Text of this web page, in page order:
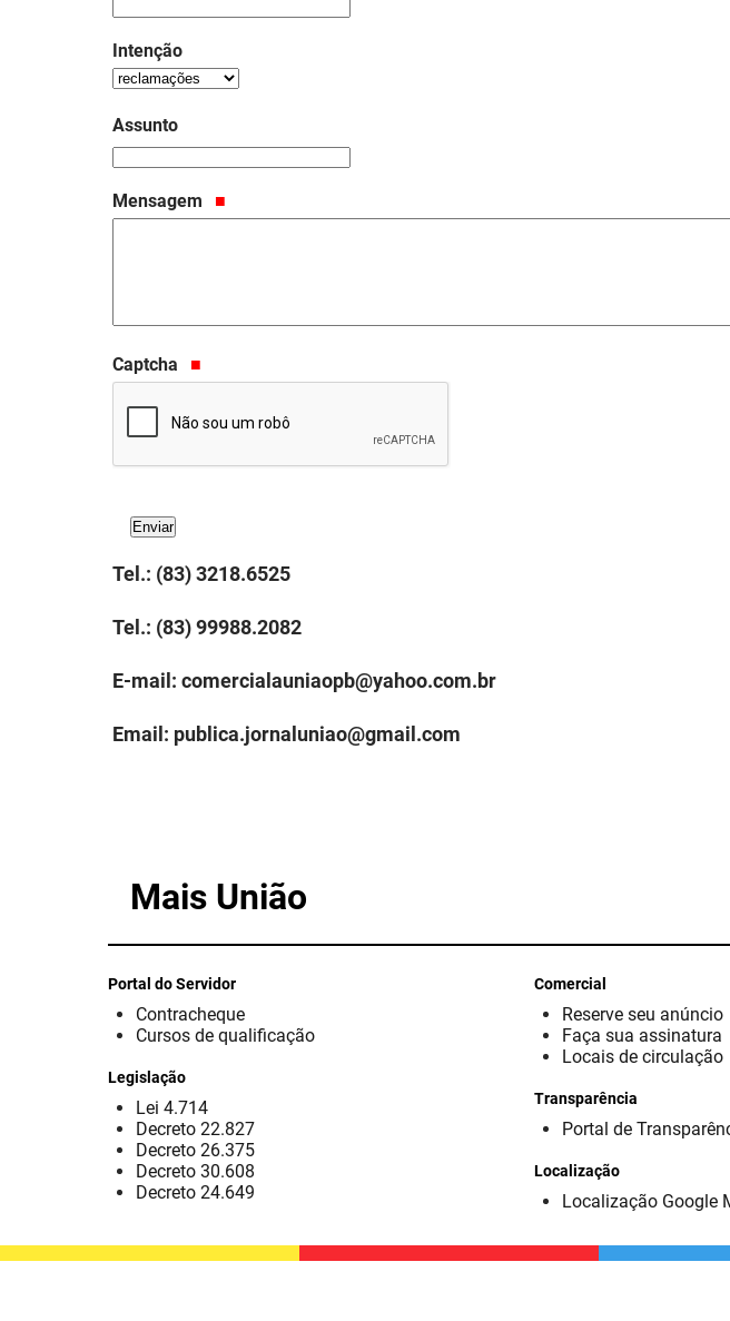
Intenção
Assunto
Mensagem
Captcha
Tel.: (83) 3218.6525
Tel.: (83) 99988.2082
E-mail: comercialauniaopb@yahoo.com.br
Email: publica.jornaluniao@gmail.com
Mais União
Portal do Servidor
Contracheque
Cursos de qualificação
Legislação
Lei 4.714
Decreto 22.827
Decreto 26.375
Decreto 30.608
Decreto 24.649
Comercial
Reserve seu anúncio
Faça sua assinatura
Locais de circulação
Transparência
Portal de
Localização
Localização Google